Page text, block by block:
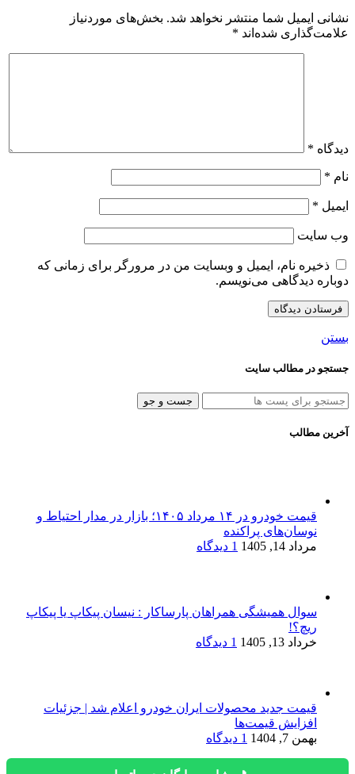
نشانی ایمیل شما منتشر نخواهد شد. بخش‌های موردنیاز
علامت‌گذاری شده‌اند *
دیدگاه *
نام *
ایمیل *
وب‌ سایت
ذخیره نام، ایمیل و وبسایت من در مرورگر برای زمانی که
دوباره دیدگاهی می‌نویسم.
بستن
جستجو در مطالب سایت
جست و جو
آخرین مطالب
قیمت خودرو در ۱۴ مرداد ۱۴۰۵؛ بازار در مدار احتیاط و
نوسان‌های پراکنده
مرداد 14, 1405
1 دیدگاه
سوال همیشگی همراهان پارساکار : نیسان پیکاپ یا پیکاپ
ریچ؟!
خرداد 13, 1405
1 دیدگاه
قیمت جدید محصولات ایران خودرو اعلام شد | جزئیات
افزایش قیمت‌ها
بهمن 7, 1404
1 دیدگاه